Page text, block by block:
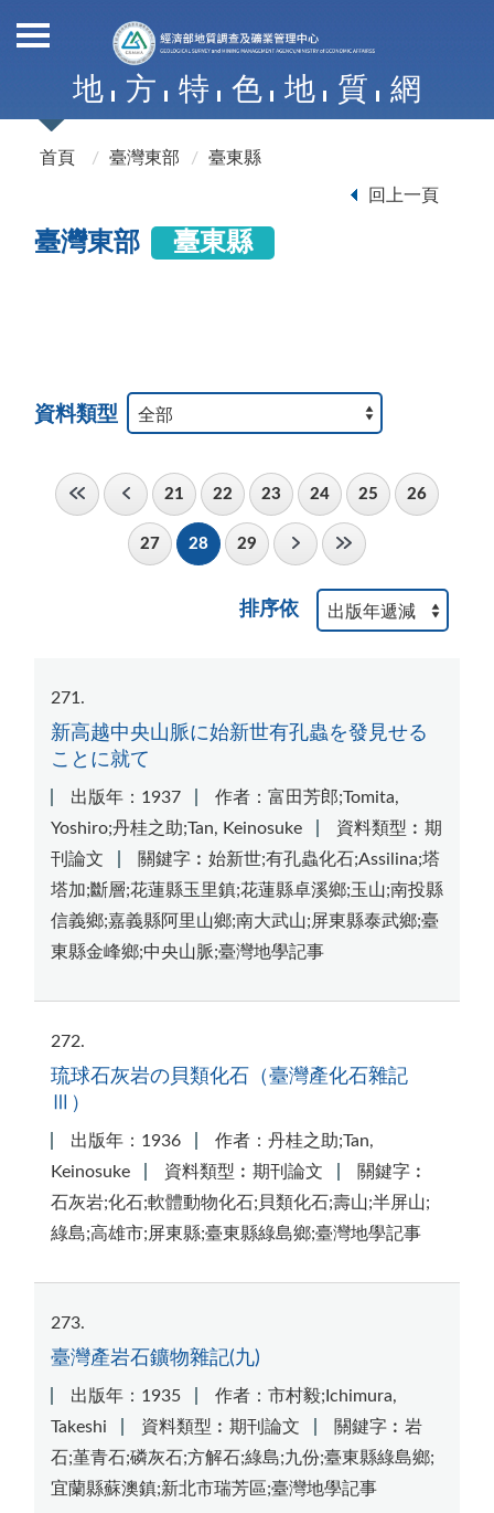
地 方 特 色 地 質 網
首頁 臺灣東部 臺東縣
回上一頁
臺灣東部 臺東縣
資料類型
21 22 23 24 25 26
27 28 29
排序依
271
新高越中央山脈に始新世有孔蟲を發見せる
ことに就て
出版年：1937
作者：富田芳郎;Tomita,
Yoshiro;丹桂之助;Tan, Keinosuke
資料類型︰期
刊論文
關鍵字︰始新世;有孔蟲化石;Assilina;塔
塔加;斷層;花蓮縣玉里鎮;花蓮縣卓溪鄉;玉山;南投縣
信義鄉;嘉義縣阿里山鄉;南大武山;屏東縣泰武鄉;臺
東縣金峰鄉;中央山脈;臺灣地學記事
272
琉球石灰岩の貝類化石（臺灣產化石雜記
Ⅲ）
出版年：1936
作者：丹桂之助;Tan,
Keinosuke
資料類型︰期刊論文
關鍵字︰
石灰岩;化石;軟體動物化石;貝類化石;壽山;半屏山;
綠島;高雄市;屏東縣;臺東縣綠島鄉;臺灣地學記事
273
臺灣產岩石鑛物雜記(九)
出版年：1935
作者：市村毅;Ichimura,
Takeshi
資料類型︰期刊論文
關鍵字︰岩
石;堇青石;磷灰石;方解石;綠島;九份;臺東縣綠島鄉;
宜蘭縣蘇澳鎮;新北市瑞芳區;臺灣地學記事